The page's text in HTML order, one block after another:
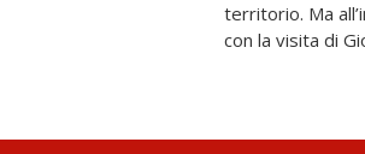
territorio. Ma all’indomani della stagione dello stragismo mafioso,
con la visita di